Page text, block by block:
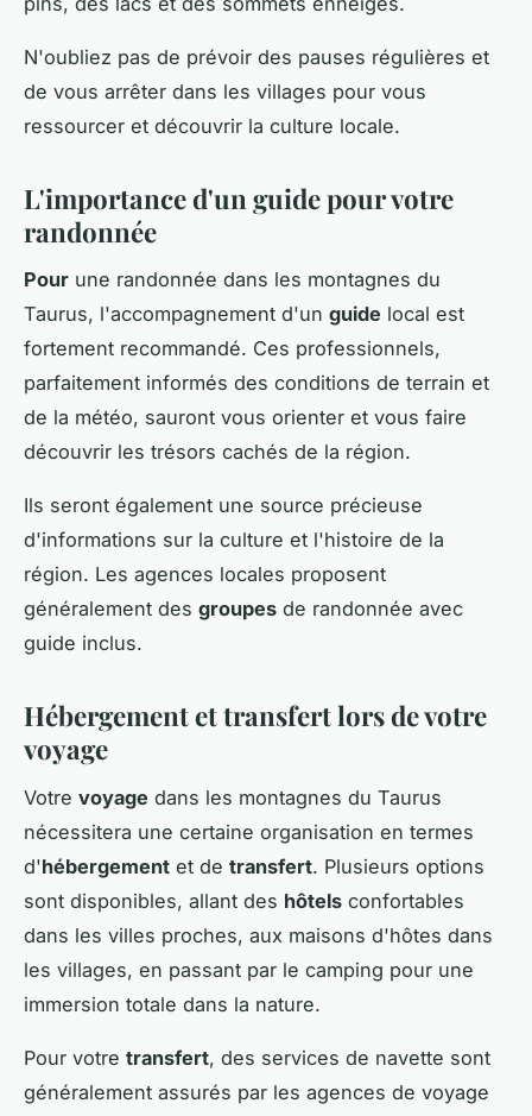
N'oubliez pas de prévoir des pauses régulières et
de vous arrêter dans les villages pour vous
ressourcer et découvrir la culture locale.
L'importance d'un guide pour votre
randonnée
Pour une randonnée dans les montagnes du
Taurus, l'accompagnement d'un guide local est
fortement recommandé. Ces professionnels,
parfaitement informés des conditions de terrain et
de la météo, sauront vous orienter et vous faire
découvrir les trésors cachés de la région.
Ils seront également une source précieuse
d'informations sur la culture et l'histoire de la
région. Les agences locales proposent
généralement des groupes de randonnée avec
guide inclus.
Hébergement et transfert lors de votre
voyage
Votre voyage dans les montagnes du Taurus
nécessitera une certaine organisation en termes
d'hébergement et de transfert. Plusieurs options
sont disponibles, allant des hôtels confortables
dans les villes proches, aux maisons d'hôtes dans
les villages, en passant par le camping pour une
immersion totale dans la nature.
Pour votre transfert, des services de navette sont
généralement assurés par les agences de voyage